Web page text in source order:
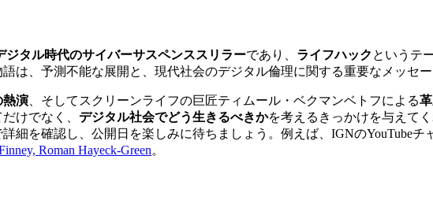
ジタル時代のサイバーサスペンススリラーであり、 ライフハック というテ
は、予測不能な展開と、現代社会のデジタル倫理に関する重要なメッセー
熱演 、そしてスクリーンライフの巨匠ティムール・ベクマンベトフによる
けでなく、 デジタル社会でどう生きるべきかを考えるきっかけを与えて
細を確認し、公開日を楽しみに待ちましょう。例えば、IGNのYouTubeチ
Roman Hayeck-Green。